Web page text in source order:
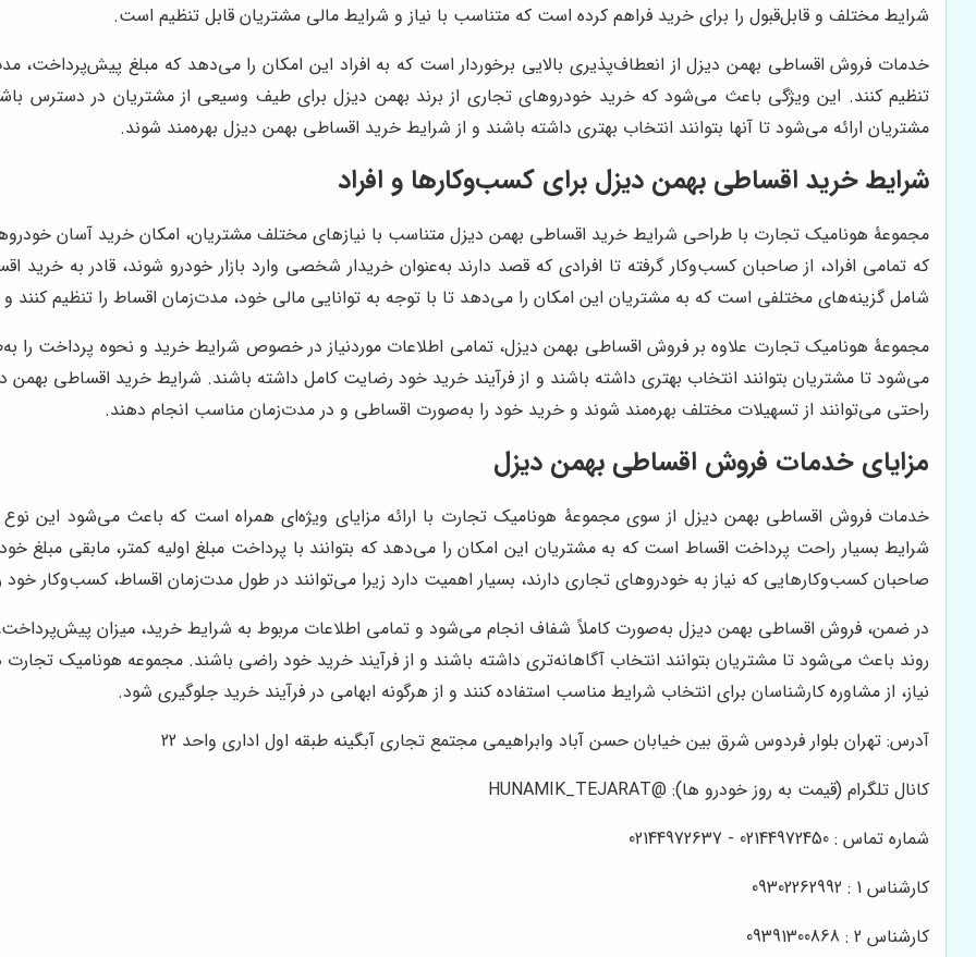
شرایط مختلف و قابل‌قبول را برای خرید فراهم کرده است که متناسب با نیاز و شرایط مالی مشتریان قابل تنظیم است.
خدمات فروش اقساطی بهمن دیزل از انعطاف‌پذیری بالایی برخوردار است که به افراد این امکان را می‌دهد که مبلغ
تنظیم کنند. این ویژگی باعث می‌شود که خرید خودروهای تجاری از برند بهمن دیزل برای طیف وسیعی از مشتریان در دسترس
مشتریان ارائه می‌شود تا آنها بتوانند انتخاب بهتری داشته باشند و از شرایط خرید اقساطی بهمن دیزل بهره‌مند شوند.
شرایط خرید اقساطی بهمن دیزل برای کسب‌وکارها و افراد
مجموعۀ هونامیک تجارت با طراحی شرایط خرید اقساطی بهمن دیزل متناسب با نیازهای مختلف مشتریان، امکان خرید آسان
که تمامی افراد، از صاحبان کسب‌وکار گرفته تا افرادی که قصد دارند به‌عنوان خریدار شخصی وارد بازار خودرو شوند، قادر به
شامل گزینه‌های مختلفی است که به مشتریان این امکان را می‌دهد تا با توجه به توانایی مالی خود، مدت‌زمان اقساط را تنظیم کنند و
مجموعۀ هونامیک تجارت علاوه بر فروش اقساطی بهمن دیزل، تمامی اطلاعات موردنیاز در خصوص شرایط خرید و نحوه پرداخت را
می‌شود تا مشتریان بتوانند انتخاب بهتری داشته باشند و از فرآیند خرید خود رضایت کامل داشته باشند. شرایط خرید اقساطی
راحتی می‌توانند از تسهیلات مختلف بهره‌مند شوند و خرید خود را به‌صورت اقساطی و در مدت‌زمان مناسب انجام دهند.
مزایای خدمات فروش اقساطی بهمن دیزل
خدمات فروش اقساطی بهمن دیزل از سوی مجموعۀ هونامیک تجارت با ارائه مزایای ویژه‌ای همراه است که باعث می‌شود این نوع
شرایط بسیار راحت پرداخت اقساط است که به مشتریان این امکان را می‌دهد که بتوانند با پرداخت مبلغ اولیه کمتر، مابقی مبلغ
صاحبان کسب‌وکارهایی که نیاز به خودروهای تجاری دارند، بسیار اهمیت دارد زیرا می‌توانند در طول مدت‌زمان اقساط، کسب‌وکار
در ضمن، فروش اقساطی بهمن دیزل به‌صورت کاملاً شفاف انجام می‌شود و تمامی اطلاعات مربوط به شرایط خرید، میزان
روند باعث می‌شود تا مشتریان بتوانند انتخاب آگاهانه‌تری داشته باشند و از فرآیند خرید خود راضی باشند. مجموعه هونامیک
نیاز، از مشاوره کارشناسان برای انتخاب شرایط مناسب استفاده کنند و از هرگونه ابهامی در فرآیند خرید جلوگیری شود.
آدرس: تهران بلوار فردوس شرق بین خیابان حسن آباد وابراهیمی مجتمع تجاری آبگینه طبقه اول اداری واحد 22
کانال تلگرام (قیمت به روز خودرو ها): @HUNAMIK_TEJARAT
شماره تماس : 02144972450 - 02144972637
کارشناس 1 : 09302262992
کارشناس 2 : 09391300868